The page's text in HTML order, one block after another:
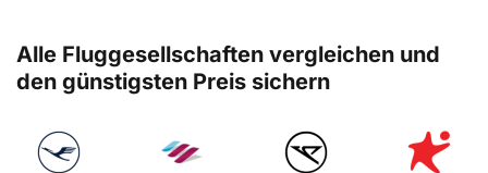
Alle Fluggesellschaften vergleichen und
den günstigsten Preis sichern